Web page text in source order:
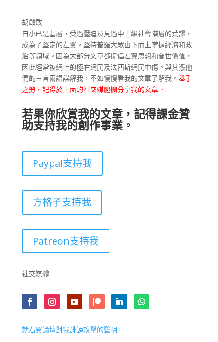
胡啟敢
自小已是基層，受過壓迫及見過中上級社會階層的荒謬，
成為了堅定的左翼。堅持普羅大眾由下而上掌握經濟和政
治等領域。因為大部分文章都提倡左翼思想和普世價值，
因此經常被網上的極右網民及法西斯網民中傷。與其憑他
們的三言兩語誤解我，不如慢慢看我的文章了解我。 舉手
之勞，記得於上面的社交媒體欄分享我的文章。
若果你欣賞我的文章，記得課金贊
助支持我的創作事業。
Paypal支持我
方格子支持我
Patreon支持我
社交媒體
就右翼論壇對我誹謗攻擊的聲明